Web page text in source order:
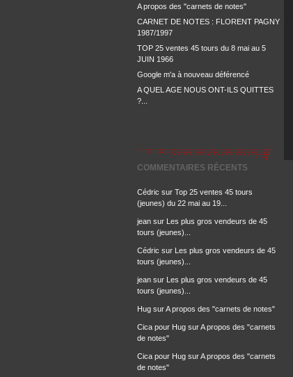
A propos des "carnets de notes"
CARNET DE NOTES : FLORENT PAGNY
1987/1997
TOP 25 ventes 45 tours du 8 mai au 5
JUIN 1966
Google m'a à nouveau déférencé
A QUEL AGE NOUS ONT-ILS QUITTES
?...
COMMENTAIRES RÉCENTS
Cédric sur Top 25 ventes 45 tours
(jeunes) du 22 mai au 19...
jean sur Les plus gros vendeurs de 45
tours (jeunes)...
Cédric sur Les plus gros vendeurs de 45
tours (jeunes)...
jean sur Les plus gros vendeurs de 45
tours (jeunes)...
Hug surA propos des "carnets de notes"
Cica pour Hug surA propos des "carnets
de notes"
Cica pour Hug surA propos des "carnets
de notes"